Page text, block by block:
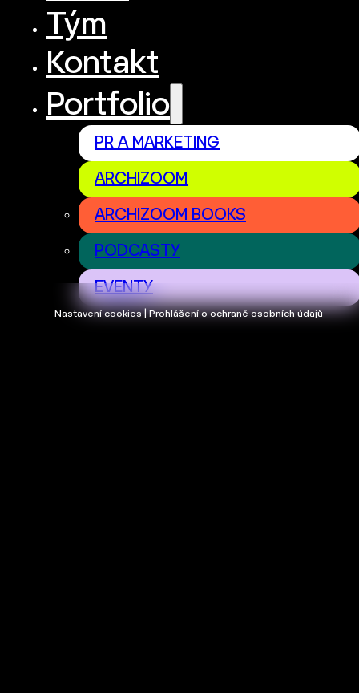
Nastavení cookies | Prohlášení o ochraně osobních údajů
Tým
Kontakt
Portfolio
PR A MARKETING
ARCHIZOOM
ARCHIZOOM BOOKS
PODCASTY
EVENTY